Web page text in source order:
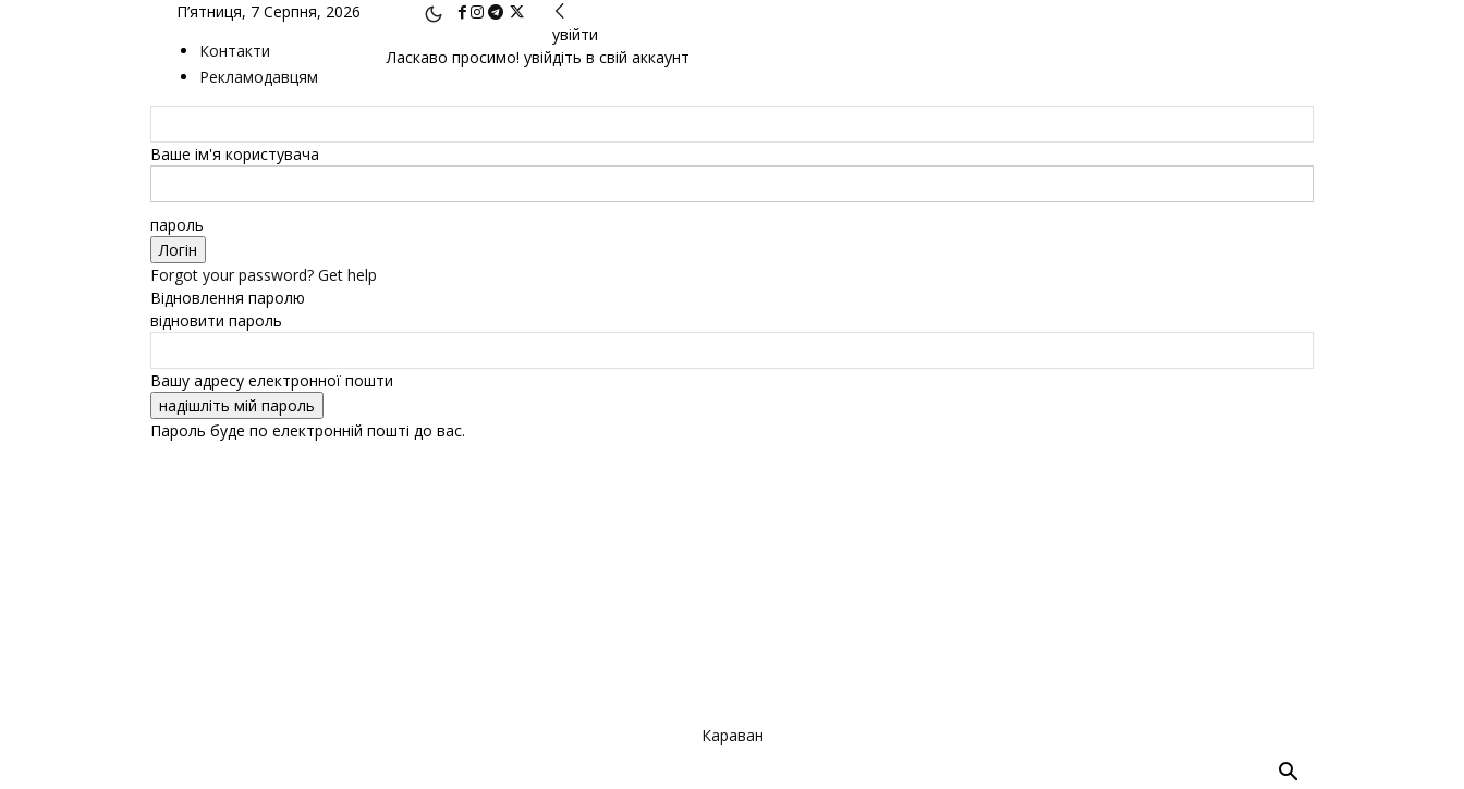
П’ятниця, 7 Серпня, 2026
Контакти
Рекламодавцям
увійти
Ласкаво просимо! увійдіть в свій аккаунт
Ваше ім'я користувача
пароль
Forgot your password? Get help
Відновлення паролю
відновити пароль
Вашу адресу електронної пошти
Пароль буде по електронній пошті до вас.
Караван